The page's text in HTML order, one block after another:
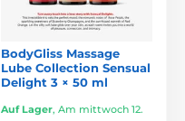
BodyGliss Massage
Lube Collection Sensual
Delight 3 × 50 ml
Auf Lager, Am mittwoch 12.